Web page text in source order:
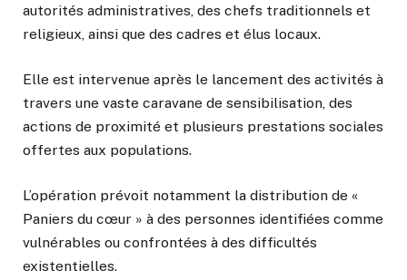
autorités administratives, des chefs traditionnels et
religieux, ainsi que des cadres et élus locaux.
Elle est intervenue après le lancement des activités à
travers une vaste caravane de sensibilisation, des
actions de proximité et plusieurs prestations sociales
offertes aux populations.
L’opération prévoit notamment la distribution de «
Paniers du cœur » à des personnes identifiées comme
vulnérables ou confrontées à des difficultés
existentielles.